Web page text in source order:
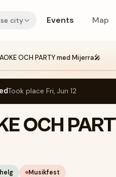
city Events Map
OCH PARTY med Mijerra🎤
Took place Fri, Jun 12
OCH
Musikfest